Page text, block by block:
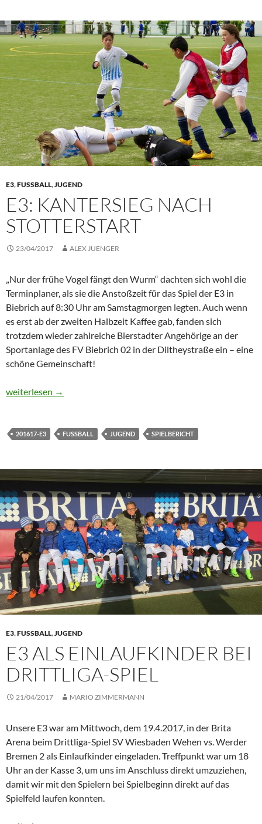
E3,FUSSBALL,JUGEND
E3: KANTERSIEG NACH
STOTTERSTART
23/04/2017 ALEX JUENGER
„Nur der frühe Vogel fängt den Wurm“ dachten sich wohl die
Terminplaner, als sie die Anstoßzeit für das Spiel der E3 in
Biebrich auf 8:30 Uhr am Samstagmorgen legten. Auch wenn
es erst ab der zweiten Halbzeit Kaffee gab, fanden sich
trotzdem wieder zahlreiche Bierstadter Angehörige an der
Sportanlage des FV Biebrich 02 in der Diltheystraße ein – eine
schöne Gemeinschaft!
E3: Kantersieg nach Stotterstart
weiterlesen →
201617-E3 FUSSBALL JUGEND SPIELBERICHT
E3,FUSSBALL,JUGEND
E3 ALS EINLAUFKINDER BEI
DRITTLIGA-SPIEL
21/04/2017 MARIO ZIMMERMANN
Unsere E3 war am Mittwoch, dem 19.4.2017, in der Brita
Arena beim Drittliga-Spiel SV Wiesbaden Wehen vs. Werder
Bremen 2 als Einlaufkinder eingeladen. Treffpunkt war um 18
Uhr an der Kasse 3, um uns im Anschluss direkt umzuziehen,
damit wir mit den Spielern bei Spielbeginn direkt auf das
Spielfeld laufen konnten.